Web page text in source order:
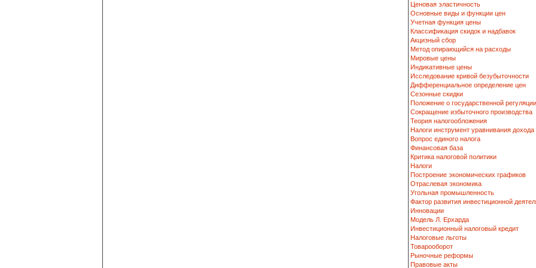
Ценовая эластичность
Основные виды и функции цен
Учетная функция цены
Классификация скидок и надбавок
Акцизный сбор
Метод опирающийся на расходы
Мировые цены
Индикативные цены
Исследование кривой безубыточности
Дифференциальное определение цен
Сезонные скидки
Положение о государственной регуляции
Сокращение избыточного производства
Теория налогообложения
Налоги инструмент уравнивания дохода
Вопрос единого налога
Финансовая база
Критика налоговой политики
Налоги
Построение экономических графиков
Отраслевая экономика
Угольная промышленность
Фактор развития инвестиционной
Инновации
Модель Л. Ерхарда
Инвестиционный налоговый кредит
Налоговые льготы
Товарооборот
Рыночные реформы
Правовые акты